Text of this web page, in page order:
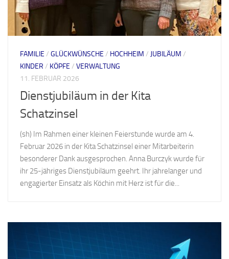
FAMILIE / GLÜCKWÜNSCHE / HOCHHEIM / JUBILÄUM /
KINDER / KÖPFE / VERWALTUNG
11. FEBRUAR 2026
Dienstjubiläum in der Kita
Schatzinsel
(sh) Im Rahmen einer kleinen Feierstunde wurde am 4.
Februar 2026 in der Kita Schatzinsel einer Mitarbeiterin
besonderer Dank ausgesprochen. Anna Burczyk wurde für
ihr 25-jähriges Dienstjubiläum geehrt. Ihr jahrelanger und
engagierter Einsatz als Köchin mit Herz ist für die...